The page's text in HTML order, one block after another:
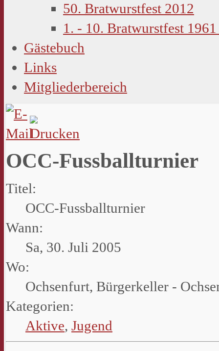
50. Bratwurstfest 2012
1. - 10. Bratwurstfest
Gästebuch
Links
Mitgliederbereich
OCC-Fussballturnier
Titel:
OCC-Fussballturnier
Wann:
Sa, 30. Juli 2005
Wo:
Ochsenfurt, Bürgerkeller -
Kategorien:
Aktive, Jugend